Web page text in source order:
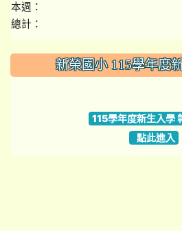
本週：
總計：
::: 新榮國小 115學年度
115學年度新生入學
點此進入